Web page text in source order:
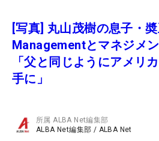
[写真] 丸山茂樹の息子・
Managementとマネジメ
「父と同じようにアメリ
手に」
所属ALBA Net編集部
ALBA Net編集部 / ALBA Net